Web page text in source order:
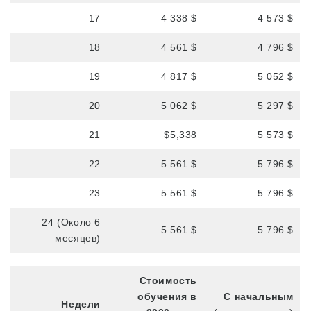
Обзор школы
17 4 338 $ 4 573 $
18 4 561 $ 4 796 $
19 4 817 $ 5 052 $
20 5 062 $ 5 297 $
21 $5,338 5 573 $
22 5 561 $ 5 796 $
23 5 561 $ 5 796 $
24 (Около 6
месяцев)
5 561 $ 5 796 $
Недели
Стоимость
обучения в
С начальным